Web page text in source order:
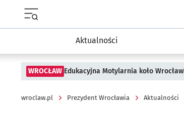
Aktualności
WROCŁAW Edukacyjna Motylarnia koło
wroclaw.pl Prezydent Wrocławia Aktualności